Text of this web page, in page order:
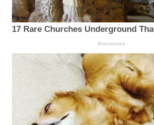
17 Rare Churches Underground
Brainberries